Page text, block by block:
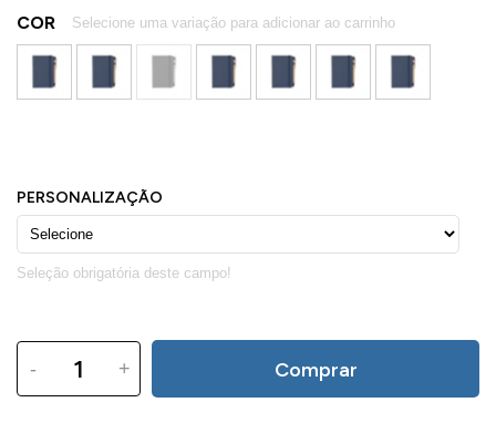
COR
- + Comprar